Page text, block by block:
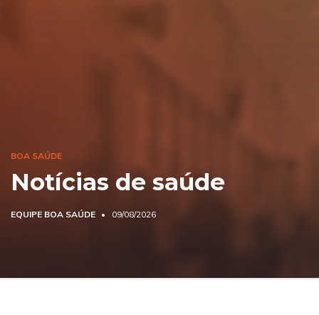
BOA SAÚDE
Notícias de saúde
EQUIPE BOA SAÚDE 09/08/2026